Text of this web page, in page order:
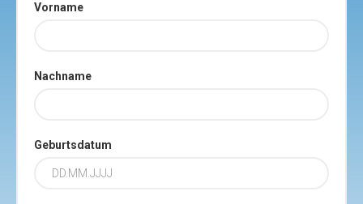
Vorname
Nachname
Geburtsdatum